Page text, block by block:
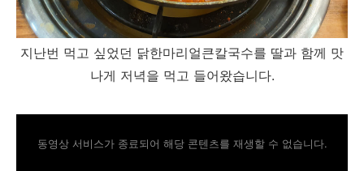
지난번 먹고 싶었던 닭한마리얼큰칼국수를 딸과 함께 맛
나게 저녁을 먹고 들어왔습니다.
동영상 서비스가 종료되어 해당 콘텐츠를 재생할 수 없습니다.